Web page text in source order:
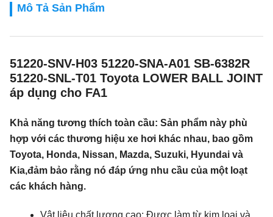
Mô Tả Sản Phẩm
51220-SNV-H03 51220-SNA-A01 SB-6382R
51220-SNL-T01 Toyota LOWER BALL JOINT
áp dụng cho FA1
Khả năng tương thích toàn cầu: Sản phẩm này phù
hợp với các thương hiệu xe hơi khác nhau, bao gồm
Toyota, Honda, Nissan, Mazda, Suzuki, Hyundai và
Kia,đảm bảo rằng nó đáp ứng nhu cầu của một loạt
các khách hàng.
Vật liệu chất lượng cao: Được làm từ kim loại và